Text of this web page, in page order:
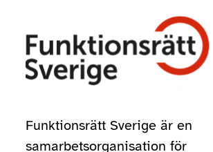
Funktionsrätt Sverige är en
samarbetsorganisation för